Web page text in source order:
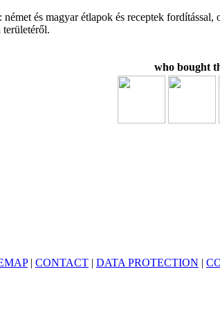
német és magyar étlapok és receptek
területéről.
who bought
| CONTACT | DATA PROTECTION |